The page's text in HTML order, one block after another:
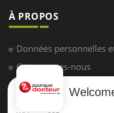
À PROPOS
Données personnelles
Qui sommes-nous
Conditions d'utilisation